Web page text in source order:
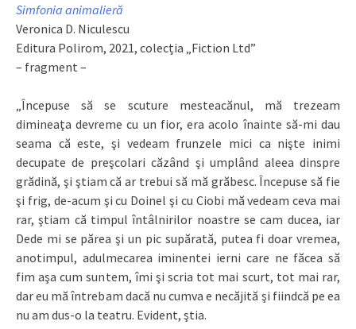
Simfonia animalieră
Veronica D. Niculescu
Editura Polirom, 2021, colecția „Fiction Ltd”
– fragment –
„Începuse să se scuture mesteacănul, mă trezeam
dimineaţa devreme cu un fior, era acolo înainte să-mi dau
seama că este, şi vedeam frunzele mici ca nişte inimi
decupate de preşcolari căzând şi umplând aleea dinspre
grădină, şi ştiam că ar trebui să mă grăbesc. Începuse să fie
şi frig, de-acum şi cu Doinel şi cu Ciobi mă vedeam ceva mai
rar, ştiam că timpul întâlnirilor noastre se cam ducea, iar
Dede mi se părea şi un pic supărată, putea fi doar vremea,
anotimpul, adulmecarea iminentei ierni care ne făcea să
fim aşa cum suntem, îmi şi scria tot mai scurt, tot mai rar,
dar eu mă întrebam dacă nu cumva e necăjită şi fiindcă pe ea
nu am dus-o la teatru. Evident, ştia.